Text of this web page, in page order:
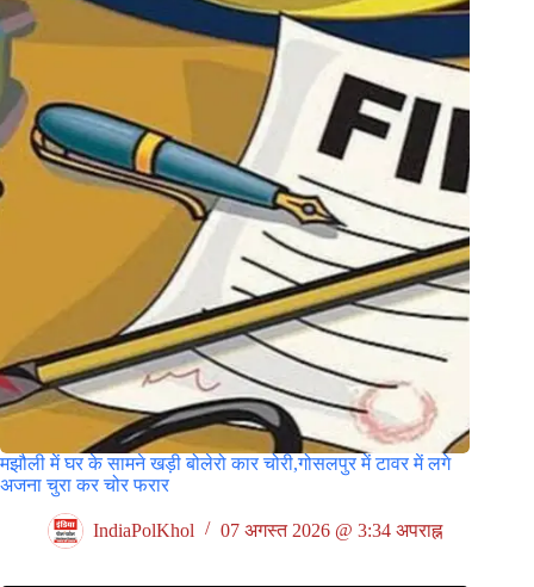
मझौली में घर के सामने खड़ी बोलेरो कार चोरी,गोसलपुर में टावर में लगे
अजना चुरा कर चोर फरार
IndiaPolKhol 07 अगस्त 2026 @ 3:34 अपराह्न